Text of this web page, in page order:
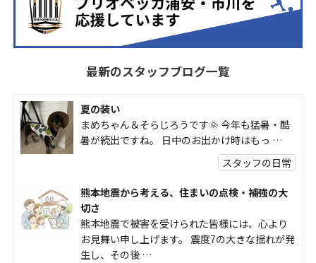
最新のスタッフブログ一覧
夏の装い
まめちゃん＆そらじろうです🌞 今年も猛暑・酷
暑が続出ですね。 日中のお出かけ時はもっ …
スタッフの日常
熊本地震から考える、住まいの点検・補強の大
切さ
熊本地震で被害を受けられた皆様には、心より
お見舞い申し上げます。 震度7の大きな揺れが発
生し、その後 …